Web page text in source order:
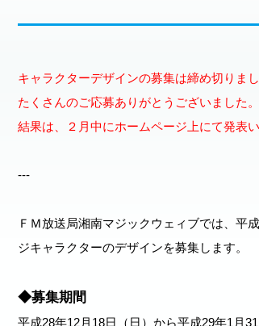
キャラクターデザインの募集は締め切りまし
たくさんのご応募ありがとうございました。
結果は、２月中にホームページ上にて発表い
---
ＦＭ放送局湘南マジックウェィブでは、平
ジキャラクターのデザインを募集します。
◆募集期間
平成28年12月18日（日）から平成29年1月